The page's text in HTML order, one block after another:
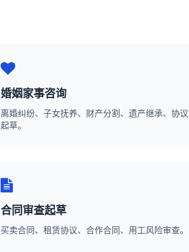
婚姻家事咨询
离婚纠纷、子女抚养、财产分割、遗产继承、协议
起草。
合同审查起草
买卖合同、租赁协议、合作合同、用工风险审查。